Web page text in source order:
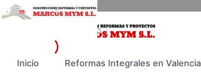
al
Inicio Reformas Integrales en Valencia
reformas en Valencia
Pintura
profesional
hogar